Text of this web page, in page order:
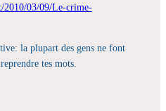
2010/03/09/Le-crime-
la plupart des gens ne font
tes mots.